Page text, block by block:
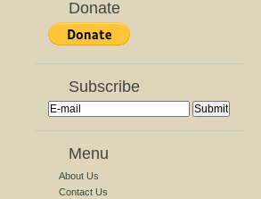
Donate
Subscribe
Menu
About Us
Contact Us